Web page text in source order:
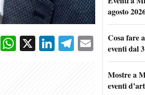
Facebook
WhatsApp
X LinkedIn
Telegram
Email
agosto
Cosa fare
eventi dal
Mostre a
eventi